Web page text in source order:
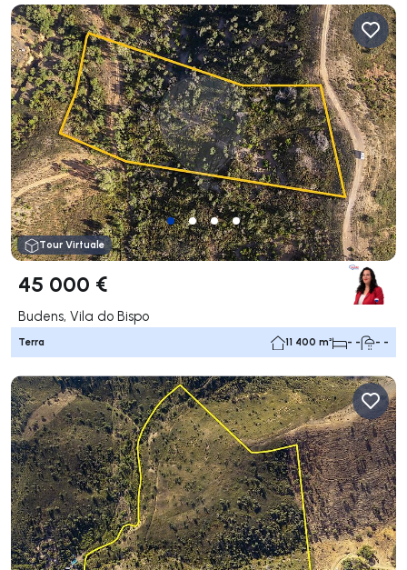
Tour Virtuale
45 000 €
Budens, Vila do Bispo
Terra 11 400 m² - - - -